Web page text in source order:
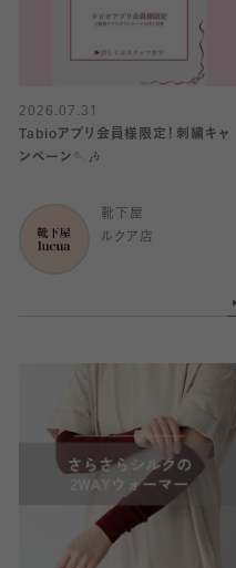
2026.07.31
Tabioアプリ会員様限定！刺繍キャ
ンペーン🪡🎶
靴下屋
ルクア店